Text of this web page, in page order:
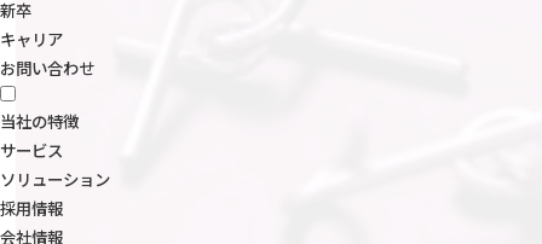
新卒
キャリア
お問い合わせ
当社の特徴
サービス
ソリューション
採用情報
会社情報